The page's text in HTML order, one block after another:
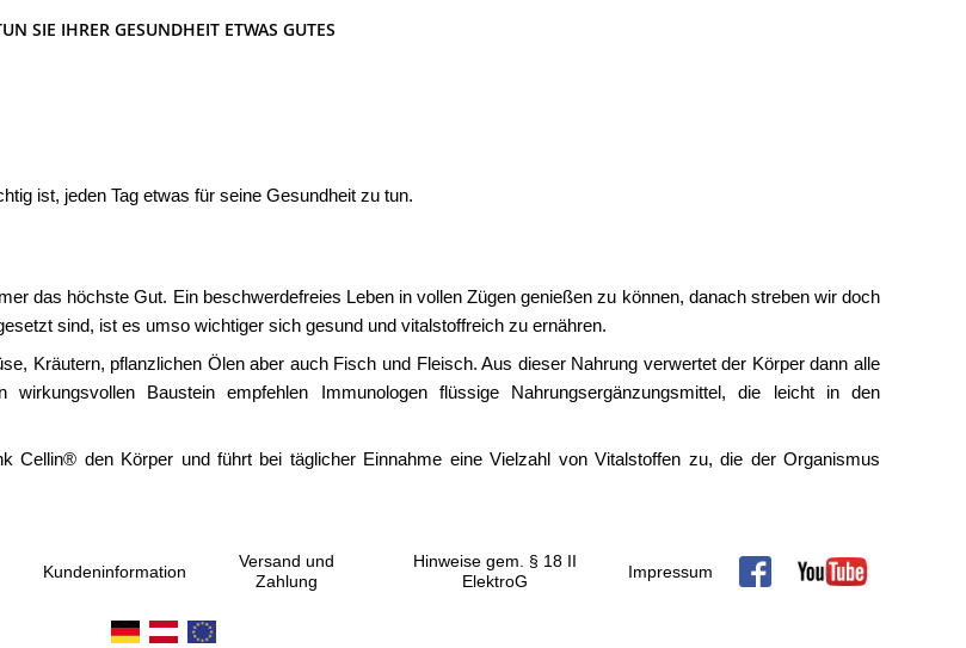
SIE IHRER GESUNDHEIT ETWAS GUTES
ist, jeden Tag etwas für seine Gesundheit zu tun.
das höchste Gut. Ein beschwerdefreies Leben in vollen Zügen genießen zu können, danach streben wir doch
sind, ist es umso wichtiger sich gesund und vitalstoffreich zu ernähren.
Kräutern, pflanzlichen Ölen aber auch Fisch und Fleisch. Aus dieser Nahrung verwertet der Körper dann alle
Baustein empfehlen Immunologen flüssige Nahrungsergänzungsmittel, die leicht in den
Cellin® den Körper und führt bei täglicher Einnahme eine Vielzahl von Vitalstoffen zu, die der Organismus
Kundeninformation
Versand und
Zahlung
Hinweise gem. § 18 II
ElektroG
Impressum